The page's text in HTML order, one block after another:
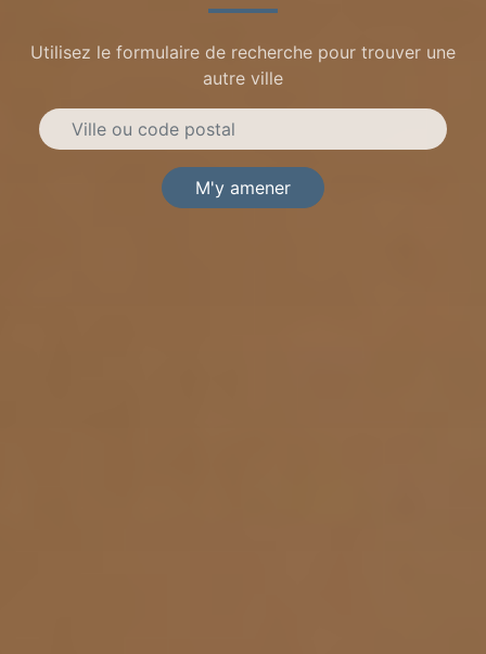
Utilisez le formulaire de recherche pour trouver une
autre ville
M'y amener